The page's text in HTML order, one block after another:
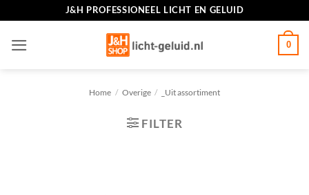
inhoud
J&H PROFESSIONEEL LICHT EN GELUID
0
Home / Overige / _Uit assortiment
FILTER